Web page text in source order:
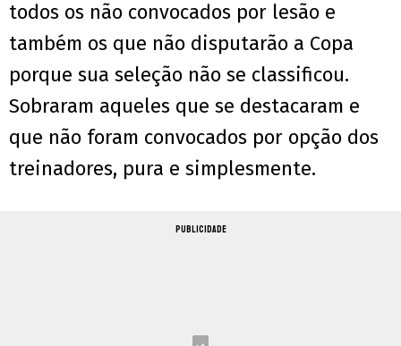
todos os não convocados por lesão e
também os que não disputarão a Copa
porque sua seleção não se classificou.
Sobraram aqueles que se destacaram e
que não foram convocados por opção dos
treinadores, pura e simplesmente.
PUBLICIDADE